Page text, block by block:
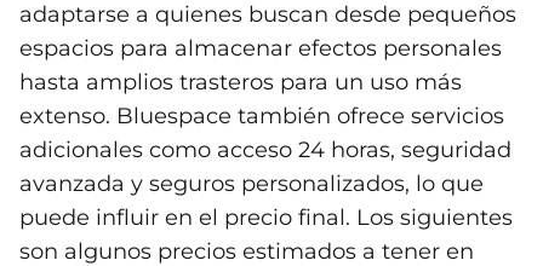
adaptarse a quienes buscan desde pequeños
espacios para almacenar efectos personales
hasta amplios trasteros para un uso más
extenso. Bluespace también ofrece servicios
adicionales como acceso 24 horas, seguridad
avanzada y seguros personalizados, lo que
puede influir en el precio final. Los siguientes
son algunos precios estimados a tener en